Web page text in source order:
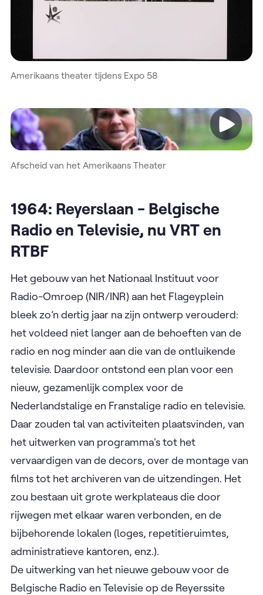
Amerikaans theater tijdens Expo 58
Video
Afscheid van het Amerikaans Theater
1964: Reyerslaan - Belgische
Radio en Televisie, nu VRT en
RTBF
Het gebouw van het Nationaal Instituut voor
Radio-Omroep (NIR/INR) aan het Flageyplein
bleek zo’n dertig jaar na zijn ontwerp verouderd:
het voldeed niet langer aan de behoeften van de
radio en nog minder aan die van de ontluikende
televisie. Daardoor ontstond een plan voor een
nieuw, gezamenlijk complex voor de
Nederlandstalige en Franstalige radio en televisie.
Daar zouden tal van activiteiten plaatsvinden, van
het uitwerken van programma's tot het
vervaardigen van de decors, over de montage van
films tot het archiveren van de uitzendingen. Het
zou bestaan uit grote werkplateaus die door
rijwegen met elkaar waren verbonden, en de
bijbehorende lokalen (loges, repetitieruimtes,
administratieve kantoren, enz.).
De uitwerking van het nieuwe gebouw voor de
Belgische Radio en Televisie op de Reyerssite